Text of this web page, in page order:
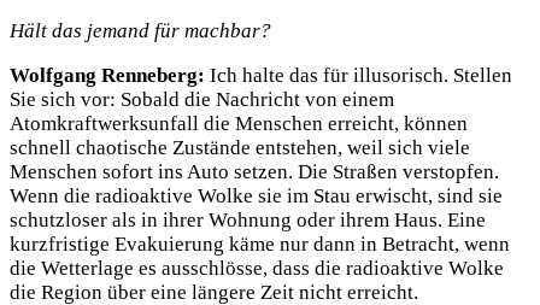
Hält das jemand für machbar?
Wolfgang Renneberg: Ich halte das für illusorisch. Stellen
Sie sich vor: Sobald die Nachricht von einem
Atomkraftwerksunfall die Menschen erreicht, können
schnell chaotische Zustände entstehen, weil sich viele
Menschen sofort ins Auto setzen. Die Straßen verstopfen.
Wenn die radioaktive Wolke sie im Stau erwischt, sind sie
schutzloser als in ihrer Wohnung oder ihrem Haus. Eine
kurzfristige Evakuierung käme nur dann in Betracht, wenn
die Wetterlage es ausschlösse, dass die radioaktive Wolke
die Region über eine längere Zeit nicht erreicht.